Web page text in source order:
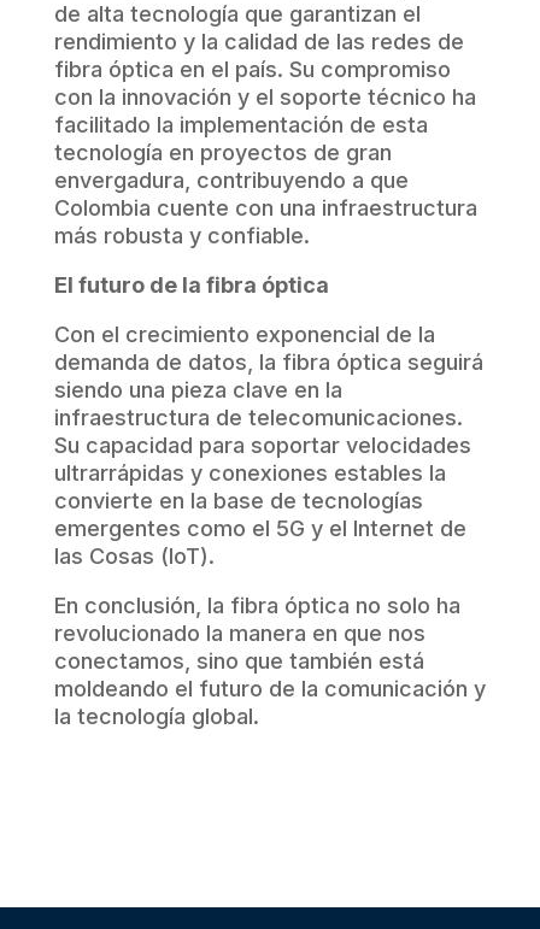
de alta tecnología que garantizan el
rendimiento y la calidad de las redes de
fibra óptica en el país. Su compromiso
con la innovación y el soporte técnico ha
facilitado la implementación de esta
tecnología en proyectos de gran
envergadura, contribuyendo a que
Colombia cuente con una infraestructura
más robusta y confiable.
El futuro de la fibra óptica
Con el crecimiento exponencial de la
demanda de datos, la fibra óptica seguirá
siendo una pieza clave en la
infraestructura de telecomunicaciones.
Su capacidad para soportar velocidades
ultrarrápidas y conexiones estables la
convierte en la base de tecnologías
emergentes como el 5G y el Internet de
las Cosas (IoT).
En conclusión, la fibra óptica no solo ha
revolucionado la manera en que nos
conectamos, sino que también está
moldeando el futuro de la comunicación y
la tecnología global.